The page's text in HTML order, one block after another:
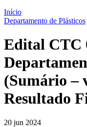
Início
Departamento de Plásticos
Edital CTC
(Sumário –
Resultado
20 jun 2024